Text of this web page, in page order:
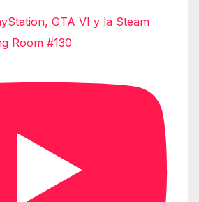
GTA VI y la Steam
Room #130